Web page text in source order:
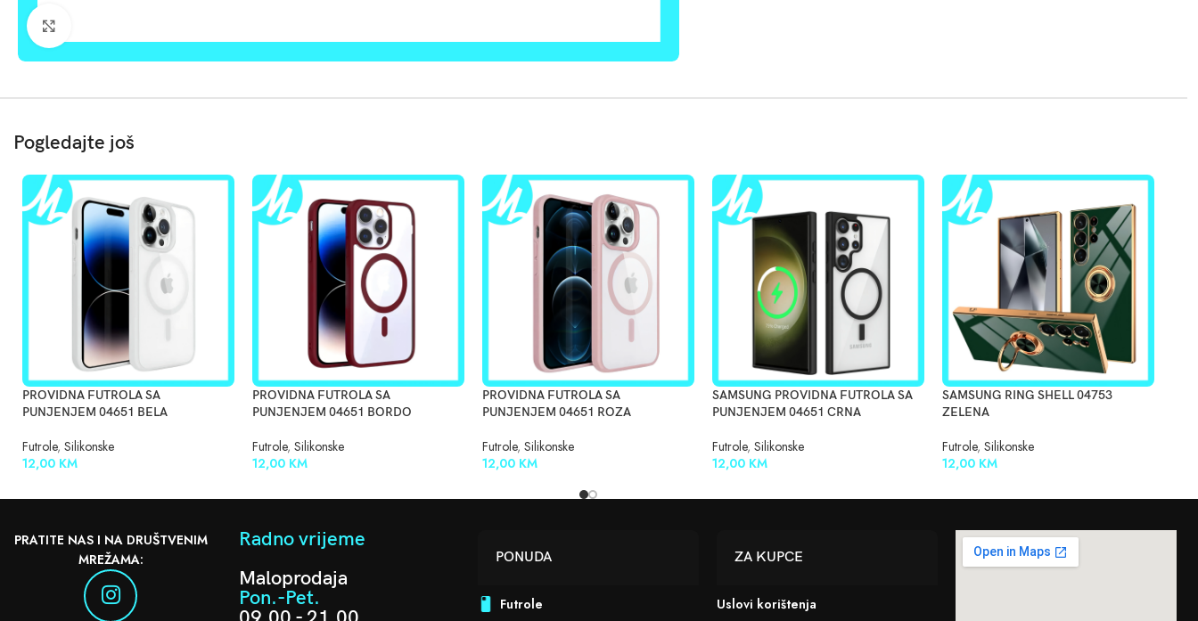
Pogledajte još
PROVIDNA FUTROLA SA
PUNJENJEM 04651 BELA
Futrole, Silikonske
12,00 KM
PROVIDNA FUTROLA SA
PUNJENJEM 04651 BORDO
Futrole, Silikonske
12,00 KM
PROVIDNA FUTROLA SA
PUNJENJEM 04651 ROZA
Futrole, Silikonske
12,00 KM
SAMSUNG PROVIDNA FUTROLA SA
PUNJENJEM 04651 CRNA
Futrole, Silikonske
12,00 KM
SAMSUNG RING SHELL 04753
ZELENA
Futrole, Silikonske
12,00 KM
PRATITE NAS I NA DRUŠTVENIM
MREŽAMA:
Radno vrijeme
Maloprodaja
Pon.-Pet.
PONUDA
Futrole
ZA KUPCE
Uslovi korištenja